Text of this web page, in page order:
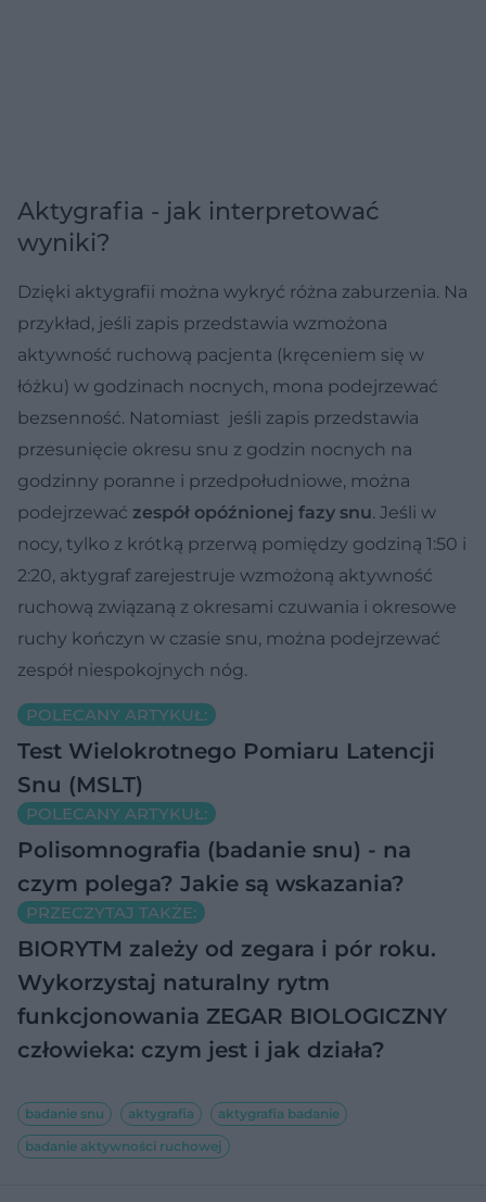
Aktygrafia - jak interpretować
wyniki?
Dzięki aktygrafii można wykryć różna zaburzenia. Na
przykład, jeśli zapis przedstawia wzmożona
aktywność ruchową pacjenta (kręceniem się w
łóżku) w godzinach nocnych, mona podejrzewać
bezsenność. Natomiast jeśli zapis przedstawia
przesunięcie okresu snu z godzin nocnych na
godzinny poranne i przedpołudniowe, można
podejrzewać zespół opóźnionej fazy snu. Jeśli w
nocy, tylko z krótką przerwą pomiędzy godziną 1:50 i
2:20, aktygraf zarejestruje wzmożoną aktywność
ruchową związaną z okresami czuwania i okresowe
ruchy kończyn w czasie snu, można podejrzewać
zespół niespokojnych nóg.
POLECANY ARTYKUŁ:
Test Wielokrotnego Pomiaru Latencji
Snu (MSLT)
POLECANY ARTYKUŁ:
Polisomnografia (badanie snu) - na
czym polega? Jakie są wskazania?
PRZECZYTAJ TAKŻE:
BIORYTM zależy od zegara i pór roku.
Wykorzystaj naturalny rytm
funkcjonowania ZEGAR BIOLOGICZNY
człowieka: czym jest i jak działa?
badanie snu aktygrafia
aktygrafia badanie
badanie aktywności ruchowej